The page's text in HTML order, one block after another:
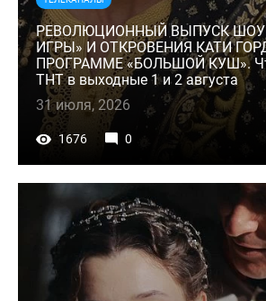
РЕВОЛЮЦИОННЫЙ ВЫПУСК ШОУ
ИГРЫ» И ОТКРОВЕНИЯ КАТИ
ПРОГРАММЕ «БОЛЬШОЙ КУШ».
ТНТ в выходные 1 и 2 августа
31 июля, 2026
1676 0